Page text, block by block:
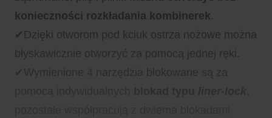
konieczności rozkładania kombinerek.
✔Dzięki otworom pod kciuk ostrza nożowe można
błyskawicznie otworzyć za pomocą jednej ręki.